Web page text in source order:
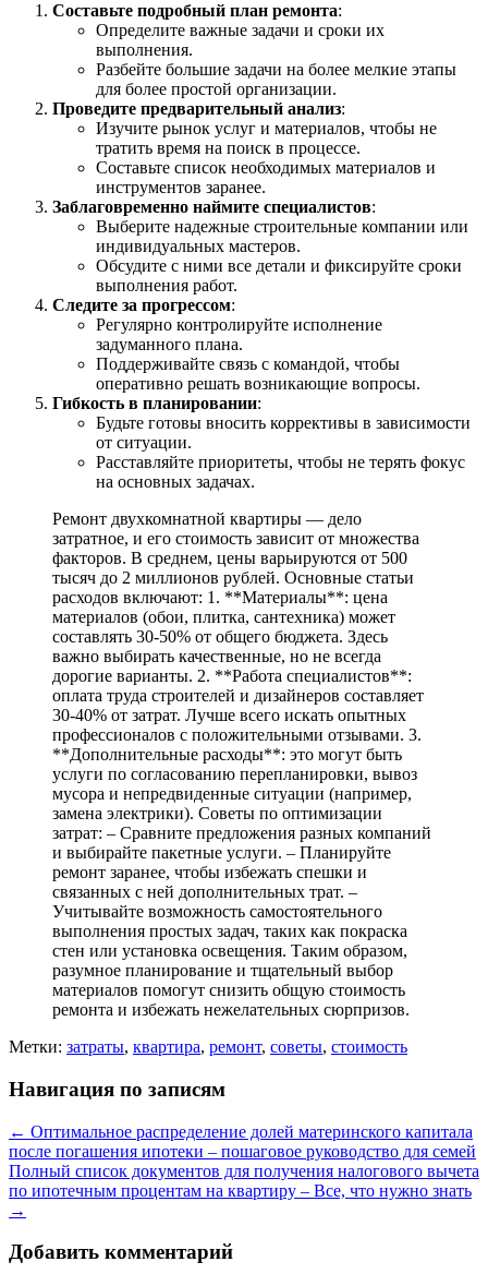
Составьте подробный план ремонта:
Определите важные задачи и сроки их
выполнения.
Разбейте большие задачи на более мелкие этапы
для более простой организации.
Проведите предварительный анализ:
Изучите рынок услуг и материалов, чтобы не
тратить время на поиск в процессе.
Составьте список необходимых материалов и
инструментов заранее.
Заблаговременно наймите специалистов:
Выберите надежные строительные компании или
индивидуальных мастеров.
Обсудите с ними все детали и фиксируйте сроки
выполнения работ.
Следите за прогрессом:
Регулярно контролируйте исполнение
задуманного плана.
Поддерживайте связь с командой, чтобы
оперативно решать возникающие вопросы.
Гибкость в планировании:
Будьте готовы вносить коррективы в зависимости
от ситуации.
Расставляйте приоритеты, чтобы не терять фокус
на основных задачах.
Ремонт двухкомнатной квартиры — дело
затратное, и его стоимость зависит от множества
факторов. В среднем, цены варьируются от 500
тысяч до 2 миллионов рублей. Основные статьи
расходов включают: 1. **Материалы**: цена
материалов (обои, плитка, сантехника) может
составлять 30-50% от общего бюджета. Здесь
важно выбирать качественные, но не всегда
дорогие варианты. 2. **Работа специалистов**:
оплата труда строителей и дизайнеров составляет
30-40% от затрат. Лучше всего искать опытных
профессионалов с положительными отзывами. 3.
**Дополнительные расходы**: это могут быть
услуги по согласованию перепланировки, вывоз
мусора и непредвиденные ситуации (например,
замена электрики). Советы по оптимизации
затрат: – Сравните предложения разных компаний
и выбирайте пакетные услуги. – Планируйте
ремонт заранее, чтобы избежать спешки и
связанных с ней дополнительных трат. –
Учитывайте возможность самостоятельного
выполнения простых задач, таких как покраска
стен или установка освещения. Таким образом,
разумное планирование и тщательный выбор
материалов помогут снизить общую стоимость
ремонта и избежать нежелательных сюрпризов.
Метки: затраты, квартира, ремонт, советы, стоимость
Навигация по записям
← Оптимальное распределение долей материнского капитала
после погашения ипотеки – пошаговое руководство для семей
Полный список документов для получения налогового вычета
по ипотечным процентам на квартиру – Все, что нужно знать
→
Добавить комментарий